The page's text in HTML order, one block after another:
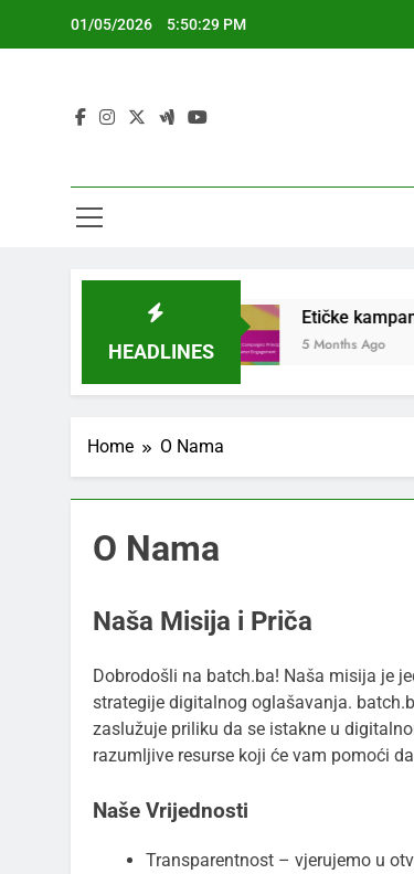
01/05/2026 5:50:30 PM
HEADLINES
Etičke kampanje
5 Months Ago
Home O Nama
O Nama
Naša Misija i Priča
Dobrodošli na batch.ba! Naša misija je
strategije digitalnog oglašavanja.
zaslužuje priliku da se istakne u
razumljive resurse koji će vam pomoći
Naše Vrijednosti
Transparentnost – vjerujemo u